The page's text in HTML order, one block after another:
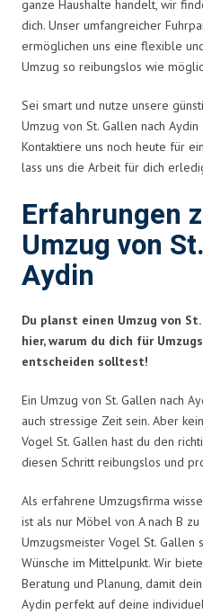
ganze Haushalte handelt, wir
dich. Unser umfangreicher
ermöglichen uns eine flexible
Umzug so reibungslos wie
Sei smart und nutze unsere
Umzug von St. Gallen nach
Kontaktiere uns noch heute für
lass uns die Arbeit für dich
Erfahrungen
Umzug von
Aydin
Du planst einen Umzug von
hier, warum du dich für
entscheiden solltest!
Ein Umzug von St. Gallen nach
auch stressige Zeit sein. Aber
Vogel St. Gallen hast du den
diesen Schritt reibungslos und
Als erfahrene Umzugsfirma
ist als nur Möbel von A nach B
Umzugsmeister Vogel St. Gallen
Wünsche im Mittelpunkt. Wir
Beratung und Planung, damit
Aydin perfekt auf deine